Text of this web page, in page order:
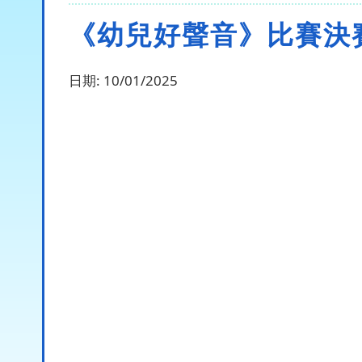
《幼兒好聲音》比賽決
日期: 10/01/2025